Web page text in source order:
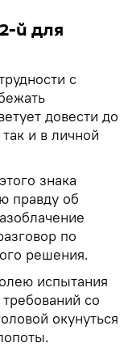
й для
с
довести до
и в личной
знака
правду об
по
решения.
испытания
со
окунуться